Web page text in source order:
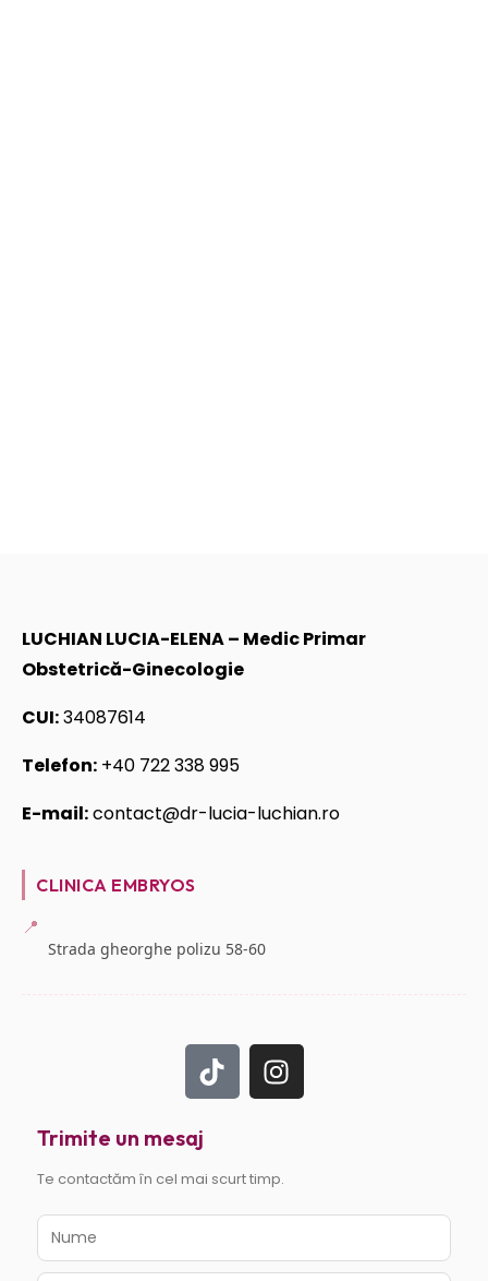
LUCHIAN LUCIA-ELENA – Medic Primar
Obstetrică-Ginecologie
CUI:34087614
Telefon: +40 722 338 995
E-mail:contact@dr-lucia-luchian.ro
CLINICA EMBRYOS
📍
Strada gheorghe polizu 58-60
Trimite un mesaj
Te contactăm în cel mai scurt timp.